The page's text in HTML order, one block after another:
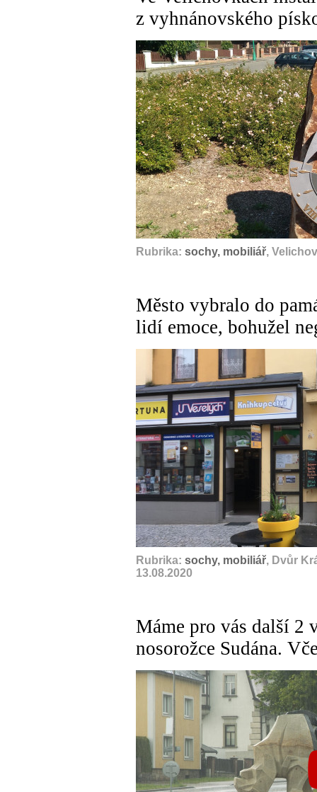
z vyhnánovského
Rubrika: sochy, mobiliář,
Město vybralo do
lidí emoce, bohužel
Rubrika: sochy, mobiliář, Dvůr
13.08.2020
Máme pro vás další 2
nosorožce Sudána.